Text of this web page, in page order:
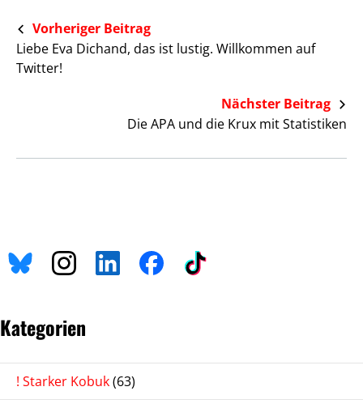
Vorheriger Beitrag
Liebe Eva Dichand, das ist lustig. Willkommen auf
Twitter!
Nächster Beitrag
Die APA und die Krux mit Statistiken
Kategorien
! Starker Kobuk(63)